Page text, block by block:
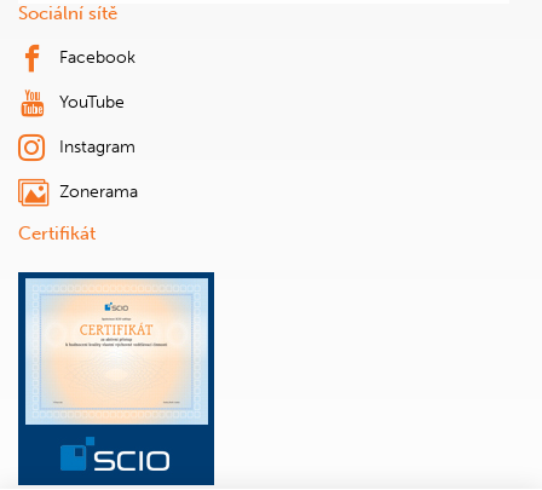
Sociální sítě
Facebook
YouTube
Instagram
Zonerama
Certifikát